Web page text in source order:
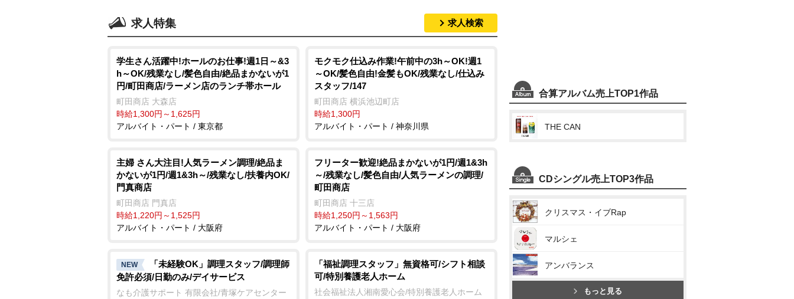
求人特集 求人検索
学生さん活躍中!ホールのお仕事!週1日～&3
h～OK/残業なし/髪色自由/絶品まかないが1
円/町田商店/ラーメン店のランチ帯ホール
町田商店 大森店
時給1,300円～1,625円
アルバイト・パート / 東京都
モクモク仕込み作業!午前中の3h～OK!週1
～OK/髪色自由!金髪もOK/残業なし/仕込み
スタッフ/147
町田商店 横浜池辺町店
時給1,300円
アルバイト・パート / 神奈川県
主婦 さん大注目!人気ラーメン調理/絶品ま
かないが1円/週1&3h～/残業なし/扶養内OK/
門真商店
町田商店 門真店
時給1,220円～1,525円
アルバイト・パート / 大阪府
フリーター歓迎!絶品まかないが1円/週1&3h
～/残業なし/髪色自由/人気ラーメンの調理/
町田商店
町田商店 十三店
時給1,250円～1,563円
アルバイト・パート / 大阪府
NEW
「未経験OK」調理スタッフ/調理師
免許必須/日勤のみ/デイサービス
なも介護サポート 有限会社/青塚ケアセンター
「福祉調理スタッフ」無資格可/シフト相談
可/特別養護老人ホーム
社会福祉法人湘南愛心会/特別養護老人ホーム
合算アルバム売上TOP1作品
THE CAN
CDシングル売上TOP3作品
クリスマス・イブRap
マルシェ
アンバランス
もっと見る